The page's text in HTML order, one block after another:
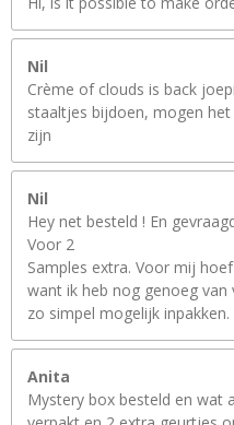
Nil
Crème of clouds is back
staaltjes bijdoen, mogen
zijn
Nil
Hey net besteld ! En
Voor 2
Samples extra. Voor mij
want ik heb nog genoeg van
zo simpel mogelijk
Anita
Mystery box besteld en wat